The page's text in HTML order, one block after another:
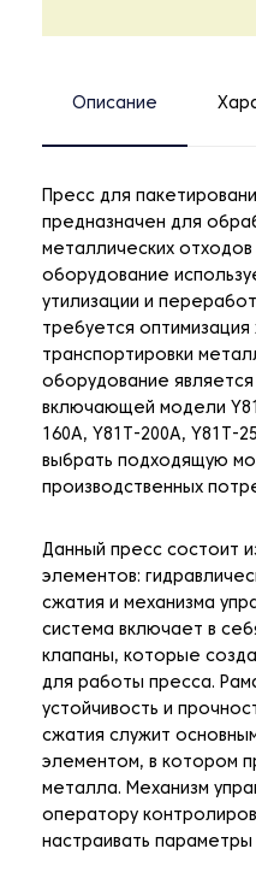
Описание
Пресс для
предназначен для
металлических
оборудование
утилизации и
требуется оптимизация
транспортировки
оборудование
включающей модели
160A, Y81T-200A, Y81T-
выбрать подходящую
производственных
Данный пресс состоит
элементов:
сжатия и механизма
система включает в
клапаны, которые
для работы пресса.
устойчивость и
сжатия служит
элементом, в котором
металла. Механизм
оператору
настраивать